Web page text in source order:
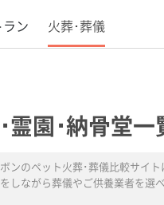
ラン 火葬･葬儀
霊園･納骨堂一
ンのペット火葬･葬儀比較サイ
しながら葬儀やご供養業者を選